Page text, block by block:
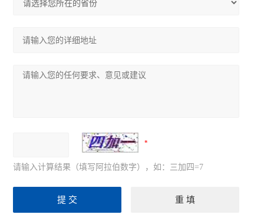
请输入计算结果（填写阿拉伯数字），如：三加四=7